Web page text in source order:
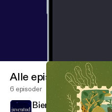
Alle episoder
6 episoder
Bienvenid@ a mi